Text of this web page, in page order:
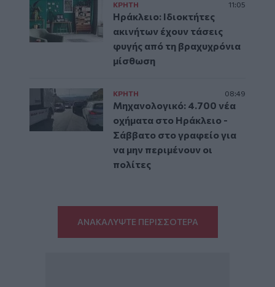
ΚΡΗΤΗ 11:05
Ηράκλειο: Ιδιοκτήτες
ακινήτων έχουν τάσεις
φυγής από τη βραχυχρόνια
μίσθωση
ΚΡΗΤΗ 08:49
Μηχανολογικό: 4.700 νέα
οχήματα στο Ηράκλειο -
Σάββατο στο γραφείο για
να μην περιμένουν οι
πολίτες
ΑΝΑΚΑΛΥΨΤΕ ΠΕΡΙΣΣΟΤΕΡΑ